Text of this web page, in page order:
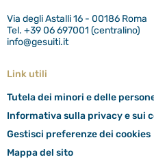
Via degli Astalli 16 - 00186 Roma
Tel. +39 06 697001 (centralino)
info@gesuiti.it
Link utili
Tutela dei minori e delle
Informativa sulla privacy e sui
Gestisci preferenze dei cookies
Mappa del sito